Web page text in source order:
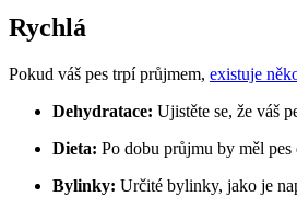
Rychlá
Pokud váš pes trpí průjmem, existuje
Dehydratace: Ujistěte se, že váš
Dieta: Po dobu průjmu by měl
Bylinky: Určité bylinky, jako je